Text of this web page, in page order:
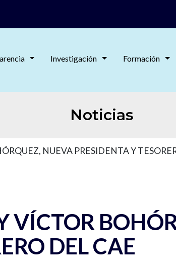
Investigación Formación
Noticias
NUEVA PRESIDENTA Y
VÍCTOR
DEL CAE